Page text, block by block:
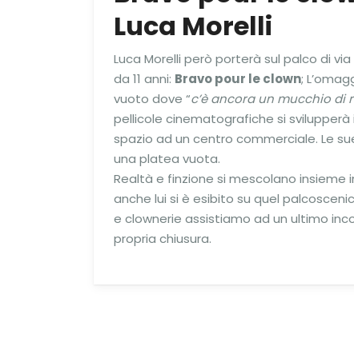
Luca Morelli
Luca Morelli però porterà sul palco di
da 11 anni: Bravo pour le clown;
vuoto dove “c’è ancora un mucchio di
pellicole cinematografiche si
spazio ad un centro commerciale. Le
una platea vuota.
Realtà e finzione si mescolano insieme
anche lui si è esibito su quel
e clownerie assistiamo ad un ultimo
propria chiusura.